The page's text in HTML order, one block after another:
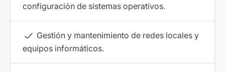
configuración de sistemas operativos.
Gestión y mantenimiento de redes locales y
equipos informáticos.